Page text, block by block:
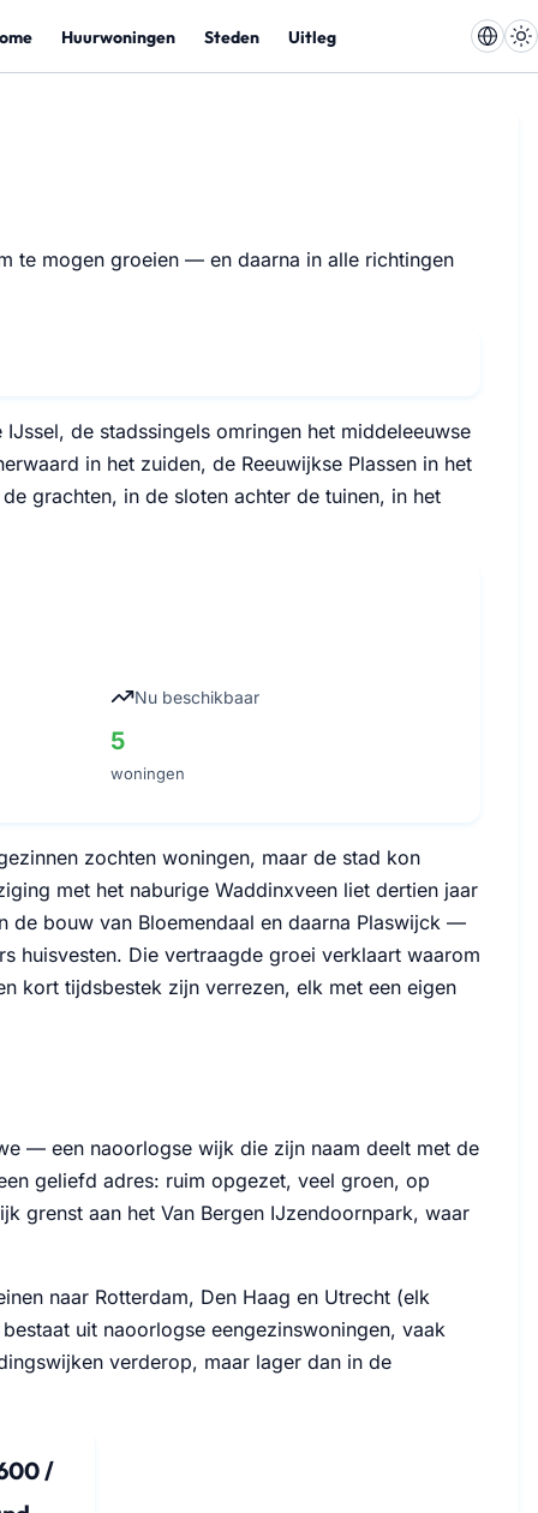
Huurwoningen Steden Uitleg
te mogen groeien — en daarna in alle richtingen
de stadssingels omringen het middeleeuwse
in het zuiden, de Reeuwijkse Plassen in het
grachten, in de sloten achter de tuinen, in het
Nu beschikbaar
5
woningen
zochten woningen, maar de stad kon
met het naburige Waddinxveen liet dertien jaar
de bouw van Bloemendaal en daarna Plaswijck —
huisvesten. Die vertraagde groei verklaart waarom
kort tijdsbestek zijn verrezen, elk met een eigen
— een naoorlogse wijk die zijn naam deelt met de
geliefd adres: ruim opgezet, veel groen, op
grenst aan het Van Bergen IJzendoornpark, waar
naar Rotterdam, Den Haag en Utrecht (elk
uit naoorlogse eengezinswoningen, vaak
verderop, maar lager dan in de
/